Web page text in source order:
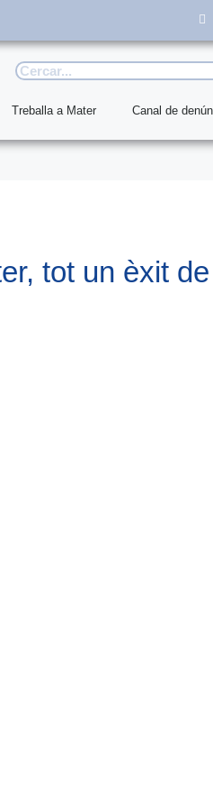
Treballa a Mater Canal de
tot un èxit de